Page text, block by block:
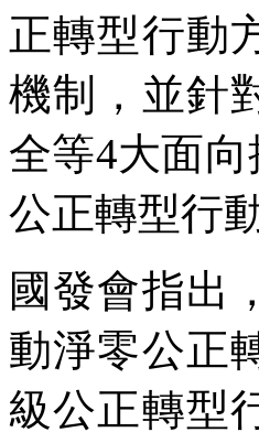
正轉型行動
機制，並針
全等4大面
公正轉型行
國發會指出
動淨零公正
級公正轉型